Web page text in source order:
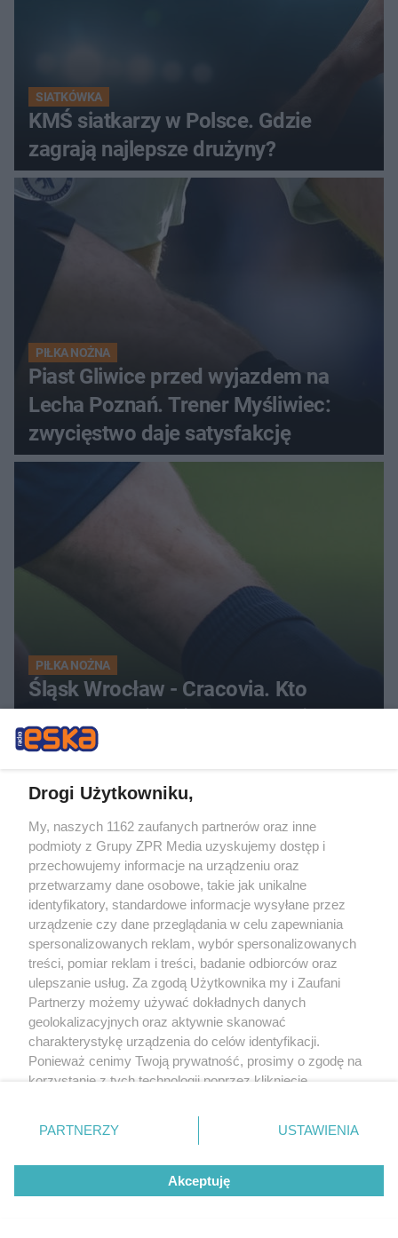
SIATKÓWKA
KMŚ siatkarzy w Polsce. Gdzie
zagrają najlepsze drużyny?
PIŁKA NOŻNA
Piast Gliwice przed wyjazdem na
Lecha Poznań. Trener Myśliwiec:
zwycięstwo daje satysfakcję
PIŁKA NOŻNA
Śląsk Wrocław - Cracovia. Kto
Drogi Użytkowniku,
My, naszych 1162 zaufanych partnerów oraz inne
podmioty z Grupy ZPR Media uzyskujemy dostęp i
przechowujemy informacje na urządzeniu oraz
przetwarzamy dane osobowe, takie jak unikalne
identyfikatory, standardowe informacje wysyłane przez
urządzenie czy dane przeglądania w celu zapewniania
spersonalizowanych reklam, wybór spersonalizowanych
treści, pomiar reklam i treści, badanie odbiorców oraz
ulepszanie usług. Za zgodą Użytkownika my i Zaufani
Partnerzy możemy używać dokładnych danych
geolokalizacyjnych oraz aktywnie skanować
charakterystykę urządzenia do celów identyfikacji.
Ponieważ cenimy Twoją prywatność, prosimy o zgodę na
korzystanie z tych technologii poprzez kliknięcie
zmienić/wycofać klikając przycisk ustawień prywatności
znajdujący się w lewym dolnym rogu strony
rodzaje przetwarzania danych nie wymagają zgody
użytkownika, ale masz prawo sprzeciwić się takiemu
przetwarzaniu. Preferencje będą miały zastosowanie tylko
PARTNERZY USTAWIENIA
Akceptuję